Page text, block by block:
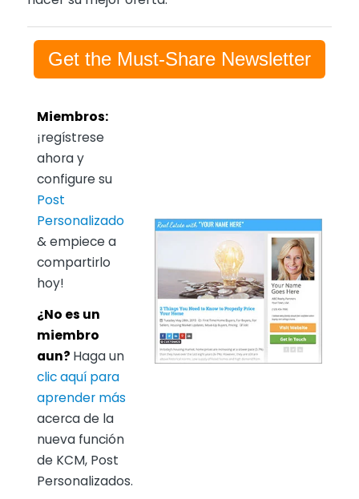
Get the Must-Share Newsletter
Miembros:
¡regístrese
ahora y
configure su
Post
Personalizado
& empiece a
compartirlo
hoy!
¿No es un
miembro
aun? Haga un
clic aquí para
aprender más
acerca de la
nueva función
de KCM, Post
Personalizados.